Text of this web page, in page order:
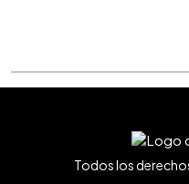
Todos los